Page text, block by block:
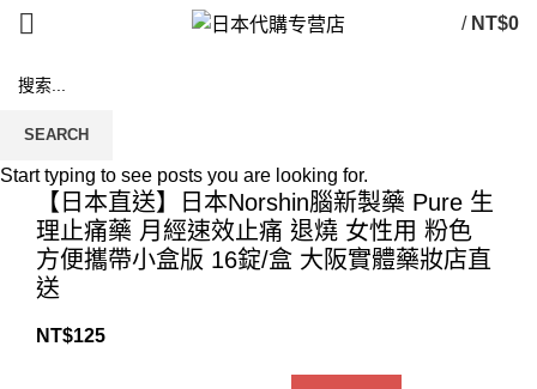
/ NT$0
Click to enlarge
【日本直送】日本Norshin腦新製藥 Pure 生
理止痛藥 月經速效止痛 退燒 女性用 粉色
方便攜帶小盒版 16錠/盒 大阪實體藥妝店直
送
NT$125
SEARCH
Start typing to see posts you are looking for.